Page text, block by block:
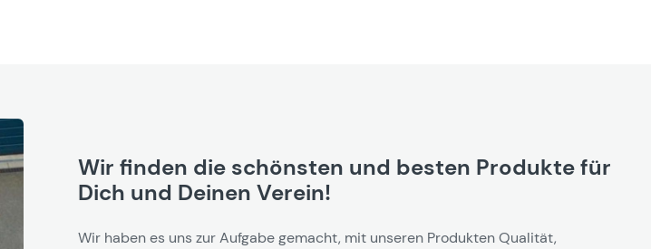
Wir finden die schönsten und besten Produkte für
Dich und Deinen Verein!
Wir haben es uns zur Aufgabe gemacht, mit unseren Produkten Qualität,